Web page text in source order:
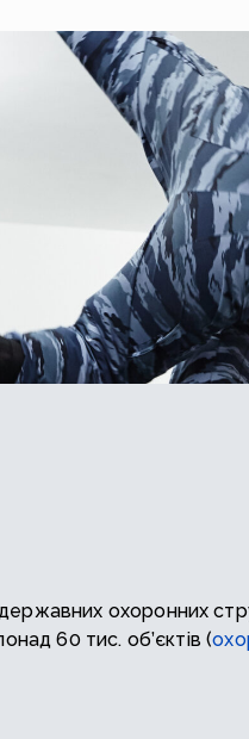
охоронних
60 тис. об’єктів (